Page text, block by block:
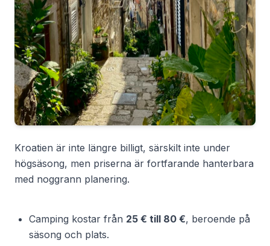
Kroatien är inte längre billigt, särskilt inte under
högsäsong, men priserna är fortfarande hanterbara
med noggrann planering.
Camping kostar från 25 € till 80 €, beroende på
säsong och plats.